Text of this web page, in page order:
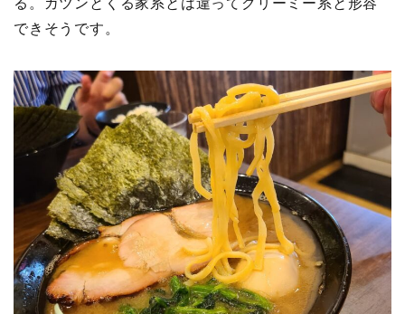
る。ガツンとくる家系とは違ってクリーミー系と形容
できそうです。